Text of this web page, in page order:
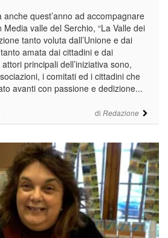
di Redazione
anche quest’anno ad accompagnare
valle del Serchio, “La Valle dei
tanto voluta dall’Unione e dai
amata dai cittadini e dai
principali dell’iniziativa sono,
i comitati ed i cittadini che
avanti con passione e dedizione...